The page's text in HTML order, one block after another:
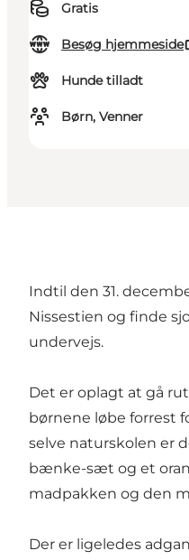
Gratis
Besøg hjemmeside
Hunde tilladt
Børn, Venner
Indtil den 31.
Nissestien og finde
undervejs.
Det er oplagt at gå
børnene løbe forrest
selve naturskolen er
bænke-sæt og et
madpakken og den
Der er ligeledes